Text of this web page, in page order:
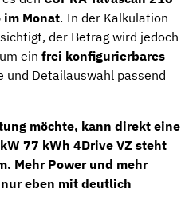
Monat. In der Kalkulation
der Betrag wird jedoch
ein frei konfigurierbares
und Detailauswahl passend
möchte, kann direkt eine
77 kWh 4Drive VZ steht
Mehr Power und mehr
eben mit deutlich